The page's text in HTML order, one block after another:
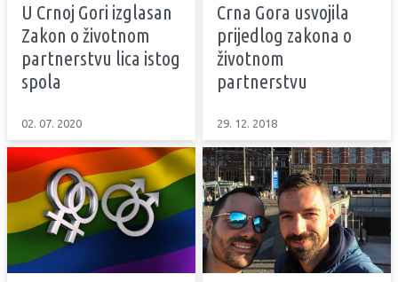
U Crnoj Gori izglasan
Zakon o životnom
partnerstvu lica istog
spola
02. 07. 2020
Crna Gora usvojila
prijedlog zakona o
životnom
partnerstvu
29. 12. 2018